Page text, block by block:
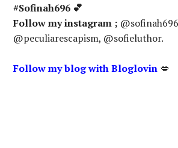
#Sofinah696 💕
Follow my instagram ;
@peculiarescapism, @sofieluthor.
Follow my blog with Bloglovin 💋